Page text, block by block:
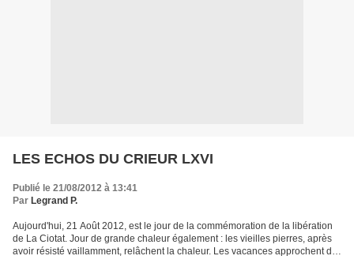
LES ECHOS DU CRIEUR LXVI
Publié le 21/08/2012 à 13:41
Par Legrand P.
Aujourd'hui, 21 Août 2012, est le jour de la commémoration de la libération
de La Ciotat. Jour de grande chaleur également : les vieilles pierres, après
avoir résisté vaillamment, relâchent la chaleur. Les vacances approchent de